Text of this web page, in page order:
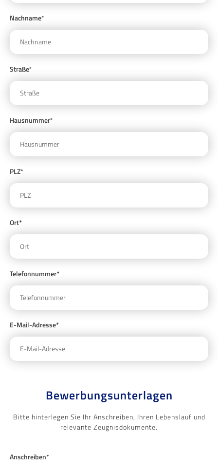
Nachname*
Straße*
Hausnummer*
PLZ*
Ort*
Telefonnummer*
E-Mail-Adresse*
Bewerbungsunterlagen
Bitte hinterlegen Sie Ihr Anschreiben, Ihren Lebenslauf und
relevante Zeugnisdokumente.
Anschreiben*